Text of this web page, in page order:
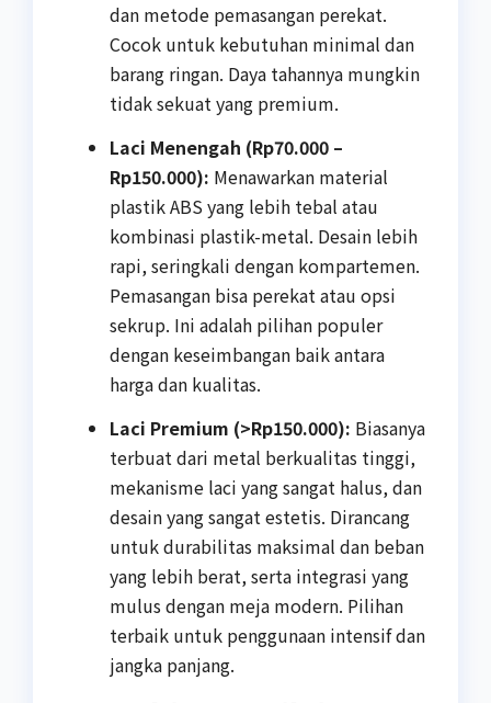
dan metode pemasangan perekat.
Cocok untuk kebutuhan minimal dan
barang ringan. Daya tahannya mungkin
tidak sekuat yang premium.
Laci Menengah (Rp70.000 –
Rp150.000): Menawarkan material
plastik ABS yang lebih tebal atau
kombinasi plastik-metal. Desain lebih
rapi, seringkali dengan kompartemen.
Pemasangan bisa perekat atau opsi
sekrup. Ini adalah pilihan populer
dengan keseimbangan baik antara
harga dan kualitas.
Laci Premium (>Rp150.000): Biasanya
terbuat dari metal berkualitas tinggi,
mekanisme laci yang sangat halus, dan
desain yang sangat estetis. Dirancang
untuk durabilitas maksimal dan beban
yang lebih berat, serta integrasi yang
mulus dengan meja modern. Pilihan
terbaik untuk penggunaan intensif dan
jangka panjang.